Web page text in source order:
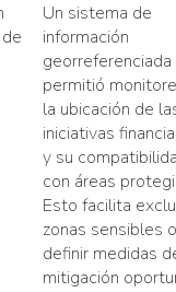
Un sistema de
información
georreferenciada
permitió
la ubicación de
iniciativas
y su
con áreas
Esto facilita
zonas sensibles o
definir medidas
mitigación